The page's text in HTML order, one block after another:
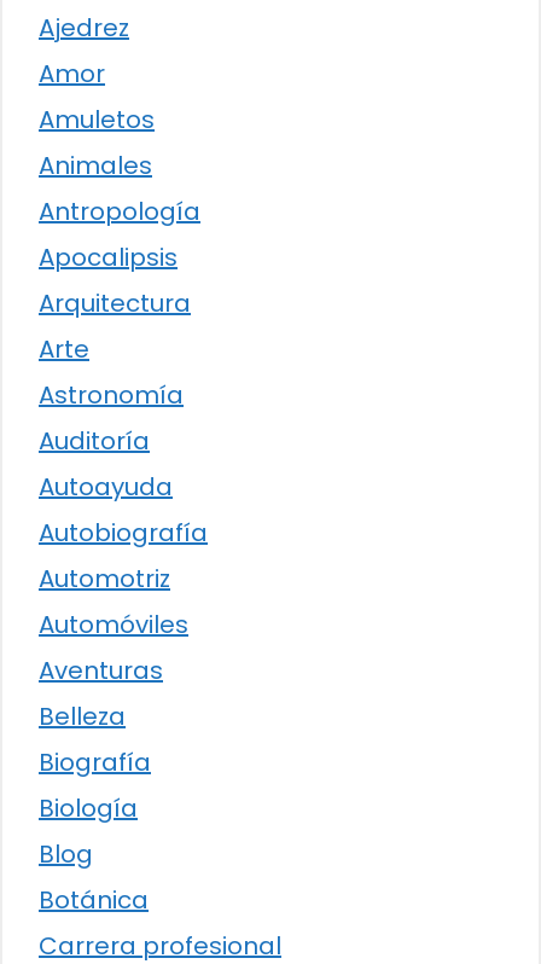
Ajedrez
Amor
Amuletos
Animales
Antropología
Apocalipsis
Arquitectura
Arte
Astronomía
Auditoría
Autoayuda
Autobiografía
Automotriz
Automóviles
Aventuras
Belleza
Biografía
Biología
Blog
Botánica
Carrera profesional